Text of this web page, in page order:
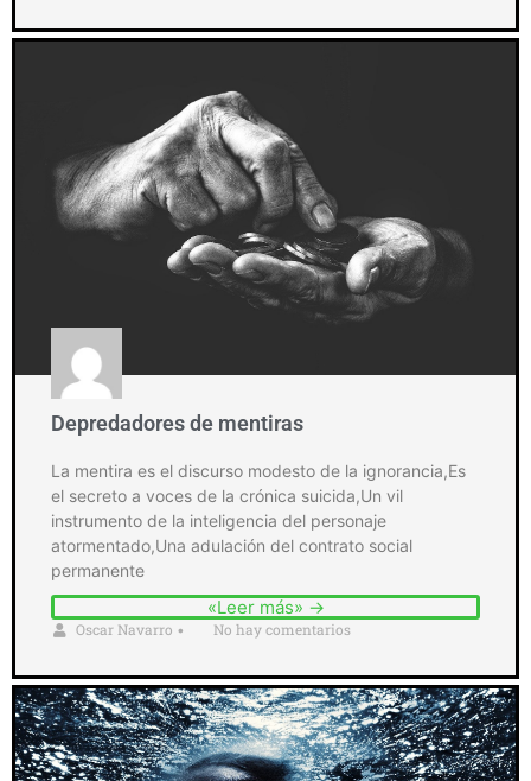
Depredadores de mentiras
La mentira es el discurso modesto de la ignorancia,Es
el secreto a voces de la crónica suicida,Un vil
instrumento de la inteligencia del personaje
atormentado,Una adulación del contrato social
permanente
«Leer más» →
Oscar Navarro • No hay comentarios